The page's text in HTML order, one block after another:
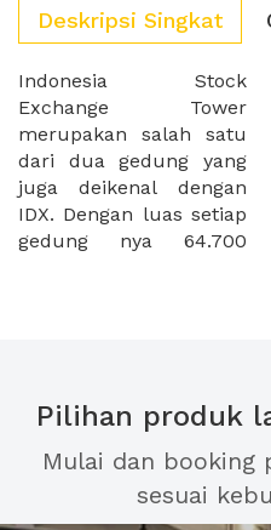
Deskripsi Singkat
Indonesia Stock
Exchange Tower
merupakan salah satu
dari dua gedung yang
juga deikenal dengan
IDX. Dengan luas setiap
gedung nya 64.700
sqm. Berlokasi di pusat
bisnis, tepatnya Jl
Jendral Soedirman,
membuat gedung ini
Pilihan produk
Mulai dan booking
sesuai